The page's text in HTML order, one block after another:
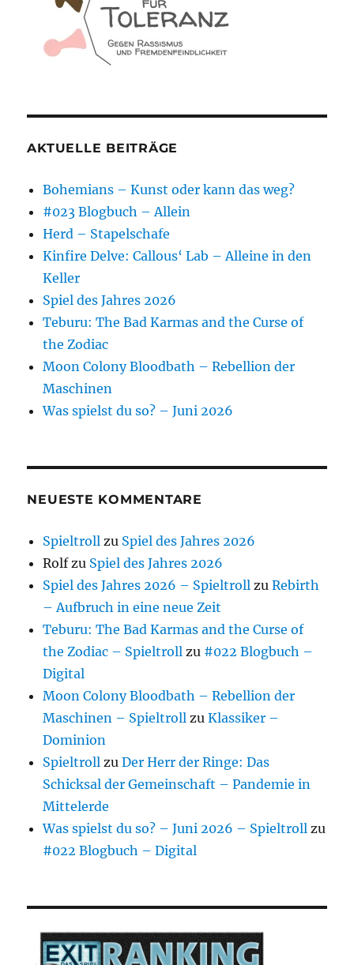
AKTUELLE BEITRÄGE
Bohemians – Kunst oder kann das weg?
#023 Blogbuch – Allein
Herd – Stapelschafe
Kinfire Delve: Callous‘ Lab – Alleine in den
Keller
Spiel des Jahres 2026
Teburu: The Bad Karmas and the Curse of
the Zodiac
Moon Colony Bloodbath – Rebellion der
Maschinen
Was spielst du so? – Juni 2026
NEUESTE KOMMENTARE
Spieltroll zu Spiel des Jahres 2026
Rolfzu Spiel des Jahres 2026
Spiel des Jahres 2026 – Spieltroll zuRebirth
– Aufbruch in eine neue Zeit
Teburu: The Bad Karmas and the Curse of
the Zodiac – Spieltroll zu #022 Blogbuch –
Digital
Moon Colony Bloodbath – Rebellion der
Maschinen – Spieltroll zuKlassiker –
Dominion
Spieltroll zuDer Herr der Ringe: Das
Schicksal der Gemeinschaft – Pandemie in
Mittelerde
Was spielst du so? – Juni 2026 – Spieltroll zu
#022 Blogbuch – Digital